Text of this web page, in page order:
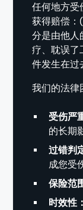
任何地方受
获得赔偿：
分是由他人
疗、耽误了
件发生在过
我们的法律
受伤严
的长期
过错判
成您受
保险范
时效性